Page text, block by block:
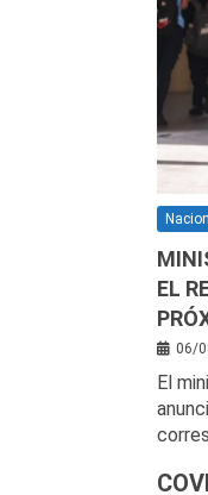
EL
06/
El